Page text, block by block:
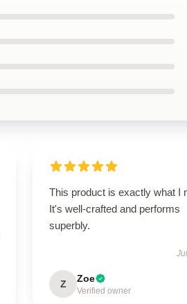
This product is exactly what I
It's well-crafted and performs
superbly.
Z Zoe
Verified owner